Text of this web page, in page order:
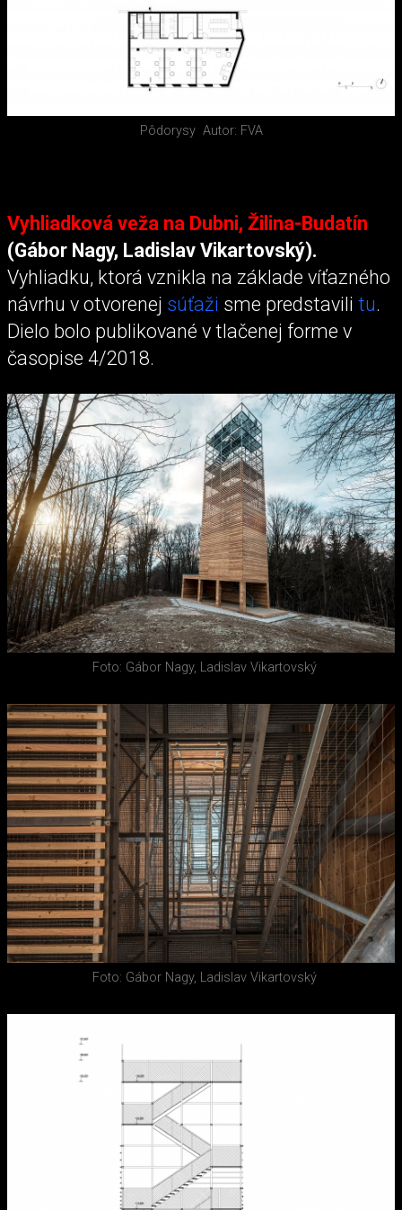
Pôdorysy Autor: FVA
Vyhliadková veža na Dubni, Žilina-Budatín
(Gábor Nagy, Ladislav Vikartovský).
Vyhliadku, ktorá vznikla na základe víťazného
návrhu v otvorenej súťaži sme predstavili tu.
Dielo bolo publikované v tlačenej forme v
časopise 4/2018.
Foto: Gábor Nagy, Ladislav Vikartovský
Foto: Gábor Nagy, Ladislav Vikartovský